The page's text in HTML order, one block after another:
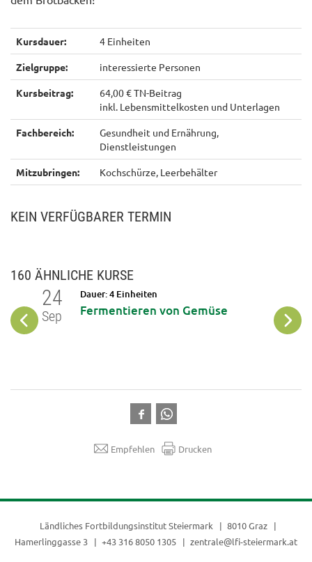
Kursdauer: 4 Einheiten
Zielgruppe: interessierte Personen
Kursbeitrag:
64,00 € TN-Beitrag
inkl. Lebensmittelkosten und Unterlagen
Fachbereich:
Gesundheit und Ernährung,
Dienstleistungen
Mitzubringen: Kochschürze, Leerbehälter
KEIN VERFÜGBARER TERMIN
160 ÄHNLICHE KURSE
24
Sep
Dauer: 4 Einheiten
Fermentieren von Gemüse Sep
Empfehlen Drucken
Ländliches Fortbildungsinstitut Steiermark
8010 Graz
Hamerlinggasse 3
+43 316 8050 1305 zentrale@lfi-steiermark.at